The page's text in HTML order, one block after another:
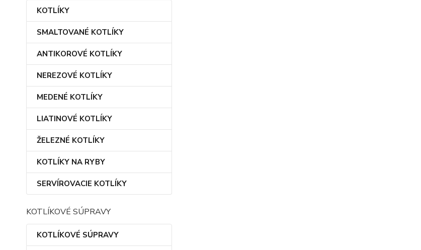
KOTLÍKY
SMALTOVANÉ KOTLÍKY
ANTIKOROVÉ KOTLÍKY
NEREZOVÉ KOTLÍKY
MEDENÉ KOTLÍKY
LIATINOVÉ KOTLÍKY
ŽELEZNÉ KOTLÍKY
KOTLÍKY NA RYBY
SERVÍROVACIE KOTLÍKY
KOTLÍKOVÉ SÚPRAVY
KOTLÍKOVÉ SÚPRAVY